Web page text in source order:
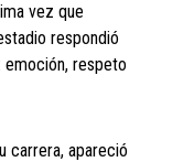
vez que
respondió
respeto
carrera, apareció